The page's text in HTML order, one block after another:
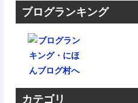
ブログランキング
カテゴリ